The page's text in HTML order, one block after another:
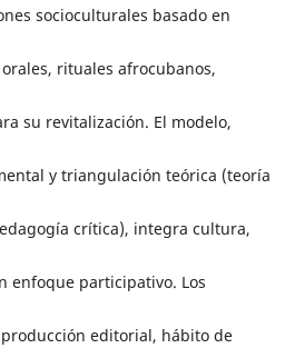
socioculturales basado en
rituales afrocubanos,
su revitalización. El modelo,
y triangulación teórica (teoría
crítica), integra cultura,
enfoque participativo. Los
editorial, hábito de